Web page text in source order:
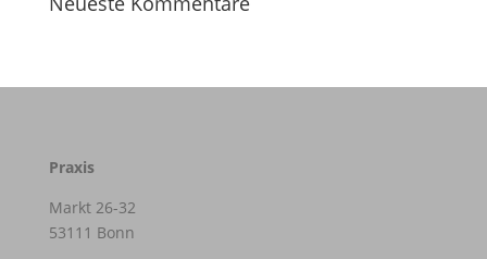
Praxis
Markt 26-32
53111 Bonn